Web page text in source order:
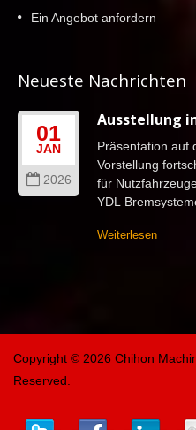
Ein Angebot anfordern
Neueste Nachrichten
01
JAN
2026
Ausstellung
Präsentation auf
Vorstellung
für
YDL
Weiterlesen
Copyright © 2026 Chihon
Reserved.